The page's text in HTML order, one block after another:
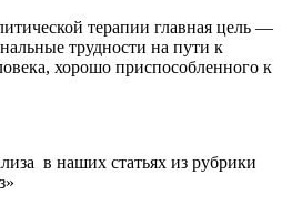
терапии главная цель —
трудности на пути к
хорошо приспособленного к
в наших статьях из рубрики